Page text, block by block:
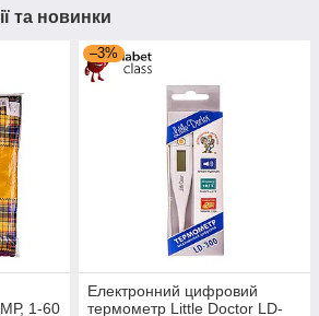
та новинки
1-60
–3%
Електронний цифровий
термометр Little Doctor LD-